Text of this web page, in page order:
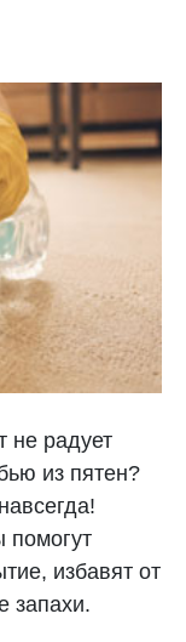
не радует
из пятен?
избавят от
запахи.